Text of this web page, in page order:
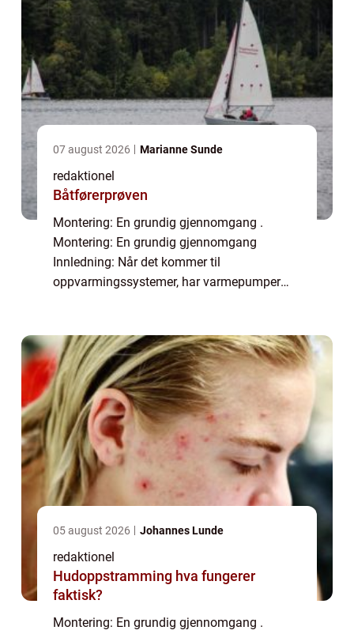
07 august 2026 Marianne Sunde
redaktionel
Båtførerprøven
Montering: En grundig gjennomgang .
Montering: En grundig gjennomgang
Innledning: Når det kommer til
oppvarmingssystemer, har varmepumper
redusere energikostnadene bety...
05 august 2026 Johannes Lunde
redaktionel
Hudoppstramming hva fungerer
faktisk?
Montering: En grundig gjennomgang .